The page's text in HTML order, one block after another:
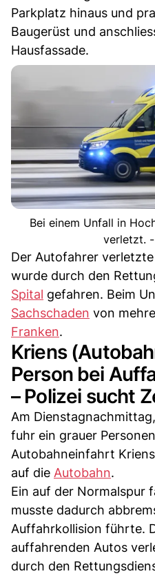
Parkplatz hinaus und
Baugerüst und
Hausfassade.
Bei einem Unfall in
verletzt.
Der Autofahrer
wurde durch den
Spital gefahren. Beim
Sachschaden von
Franken.
Kriens
Person bei
– Polizei sucht
Am
fuhr ein grauer
Autobahneinfahrt
auf die Autobahn.
Ein auf der Normalspur
musste dadurch
Auffahrkollision führte.
auffahrenden Autos
durch den